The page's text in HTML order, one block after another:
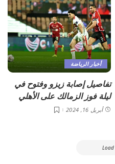
أخبار الرياضة
تفاصيل إصابة زيزو وفتوح في
ليلة فوز الزمالك على الأهلي
أبريل 16, 2024
Load